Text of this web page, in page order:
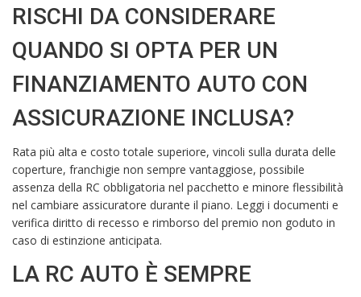
RISCHI DA CONSIDERARE
QUANDO SI OPTA PER UN
FINANZIAMENTO AUTO CON
ASSICURAZIONE INCLUSA?
Rata più alta e costo totale superiore, vincoli sulla durata delle
coperture, franchigie non sempre vantaggiose, possibile
assenza della RC obbligatoria nel pacchetto e minore flessibilità
nel cambiare assicuratore durante il piano. Leggi i documenti e
verifica diritto di recesso e rimborso del premio non goduto in
caso di estinzione anticipata.
LA RC AUTO È SEMPRE